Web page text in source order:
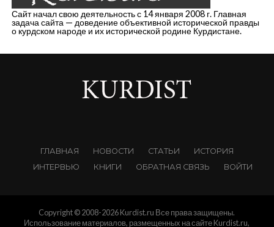
Сайт начал свою деятельность с 14 января 2008 г. Главная
задача сайта — доведение объективной исторической правды
о курдском народе и их исторической родине Курдистане.
ГЛАВНАЯ НОВОСТИ СТАТЬИ
ИСТОРИЯ
ИНТЕРВЬЮ
КНИГИ ОБРАТНАЯ СВЯЗЬ ВОЙТИ
Copyright © 2008-2026 Kurdist.ru Все права защищены.
Использование материалов, размещенных на сайте Kurdist.ru,